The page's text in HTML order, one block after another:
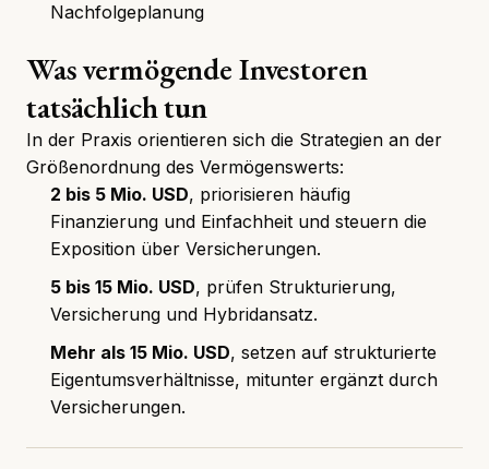
Nachfolgeplanung
Was vermögende Investoren
tatsächlich tun
In der Praxis orientieren sich die Strategien an der
Größenordnung des Vermögenswerts:
2 bis 5 Mio. USD, priorisieren häufig
Finanzierung und Einfachheit und steuern die
Exposition über Versicherungen.
5 bis 15 Mio. USD, prüfen Strukturierung,
Versicherung und Hybridansatz.
Mehr als 15 Mio. USD, setzen auf strukturierte
Eigentumsverhältnisse, mitunter ergänzt durch
Versicherungen.